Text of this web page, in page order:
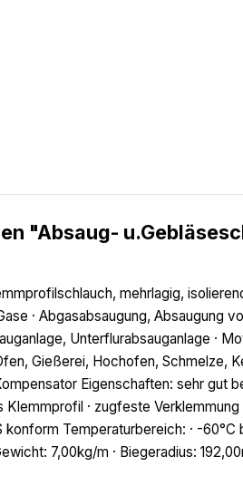
"Absaug-
mehrlagig,
· Abgasabsaugung, Absaugung
Unterflurabsauganlage ·
Gießerei, Hochofen, Schmelze,
Eigenschaften: sehr gut
· zugfeste Verklemmung
Temperaturbereich: · -60°C
7,00kg/m · Biegeradius: